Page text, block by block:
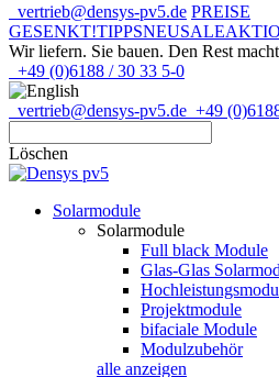
vertrieb@densys-pv5.de PREISE
GESENKT!TIPPSNEUSALE
Wir liefern. Sie bauen. Den Rest
+49 (0)6188 / 30 33 5-0
vertrieb@densys-pv5.de +49
Löschen
Solarmodule
Solarmodule
Full black Module
Glas-Glas
Projektmodule
bifaciale Module
Modulzubehör
alle anzeigen